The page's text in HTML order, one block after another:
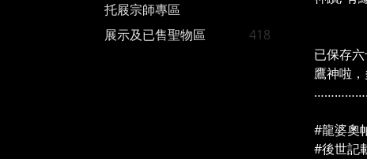
托屐宗師專區
展示及已售聖物區 418
🔥《
已保存
鷹神啦
✨
#龍婆奧
#後世記